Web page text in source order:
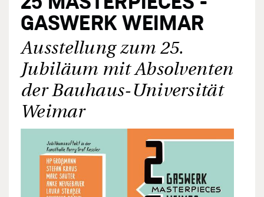
GASWERK WEIMAR
Ausstellung zum 25.
Jubiläum mit Absolventen
der Bauhaus-Universität
Weimar